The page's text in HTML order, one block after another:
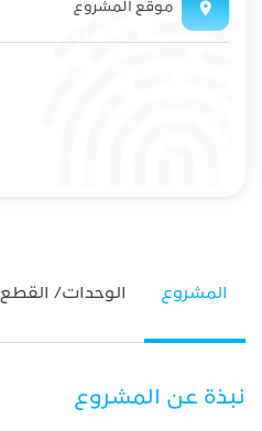
موقع المشروع
المشروع الوحدات/ القطع
نبذة عن المشروع